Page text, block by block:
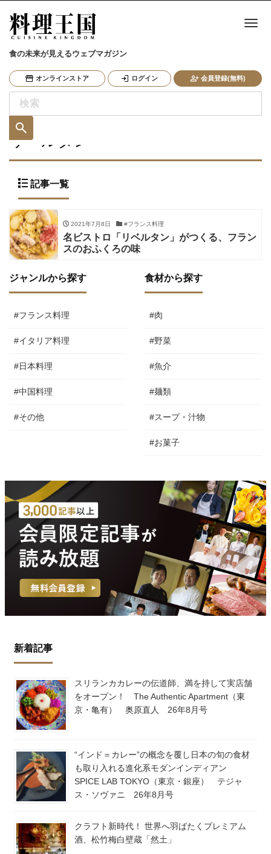
食の未来が見えるウェブマガジン
オンラインストア ログイン 会員登録(無料)
ナ
リベルタン
記事一覧
2021年7月8日 #フランス料理
名ビストロ「リベルタン」がつくる、フラン
スのおふくろの味
ジャンルから探す
#フランス料理
#イタリア料理
#日本料理
#中国料理
#その他
食材から探す
#肉
#野菜
#魚介
#麺類
#スープ・汁物
#お菓子
新着記事
スリランカカレーの伝道師、満を持して実店舗
をオープン！ The Authentic Apartment（東
京・亀有） 奥原直人 26年8月号
“インド＝カレー”の概念を覆し日本の旬の食材
も取り入れる進化系モダンインディアン
SPICE LAB TOKYO（東京・銀座） テジャ
ス・ソヴァニ 26年8月号
クラフト新時代！ 世界へ羽ばたくプレミアム
酒、松竹梅白壁蔵「然土」